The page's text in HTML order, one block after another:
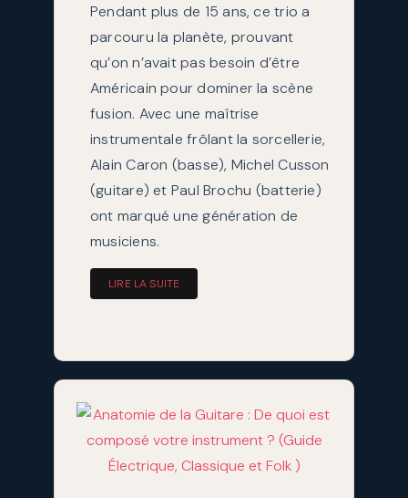
Pendant plus de 15 ans, ce trio a
parcouru la planète, prouvant
qu’on n’avait pas besoin d’être
Américain pour dominer la scène
fusion. Avec une maîtrise
instrumentale frôlant la sorcellerie,
Alain Caron (basse), Michel Cusson
(guitare) et Paul Brochu (batterie)
ont marqué une génération de
musiciens.
LIRE LA SUITE